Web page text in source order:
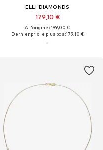
ELLI DIAMONDS
179,10 €
À l'origine : 199,00 €
Dernier prix le plus bas :179,10 €